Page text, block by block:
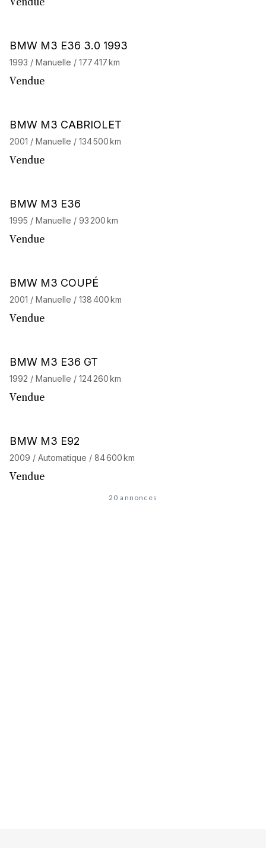
BMW M3 E36 3.0 1993
1993 / Manuelle / 177 417 km
Vendue
BMW M3 CABRIOLET
2001 / Manuelle / 134 500 km
Vendue
BMW M3 E36
1995 / Manuelle / 93 200 km
Vendue
BMW M3 COUPÉ
2001 / Manuelle / 138 400 km
Vendue
BMW M3 E36 GT
1992 / Manuelle / 124 260 km
Vendue
BMW M3 E92
2009 / Automatique / 84 600 km
Vendue
20 annonces